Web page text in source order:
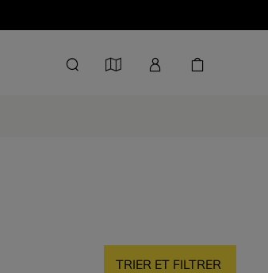
TRIER ET FILTRER